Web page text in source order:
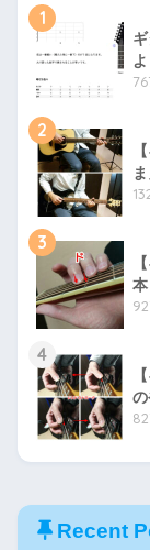
1
2
3
本
4
Recent